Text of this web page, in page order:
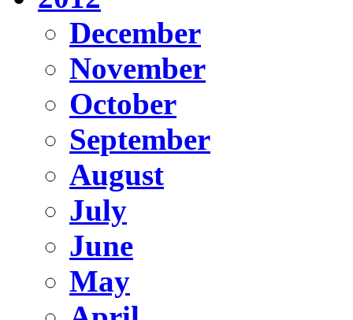
December
November
October
September
August
July
June
May